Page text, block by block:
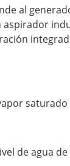
al
de agua